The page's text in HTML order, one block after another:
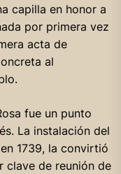
capilla en honor a
por primera vez
acta de
al
fue un punto
La instalación del
1739, la convirtió
clave de reunión de